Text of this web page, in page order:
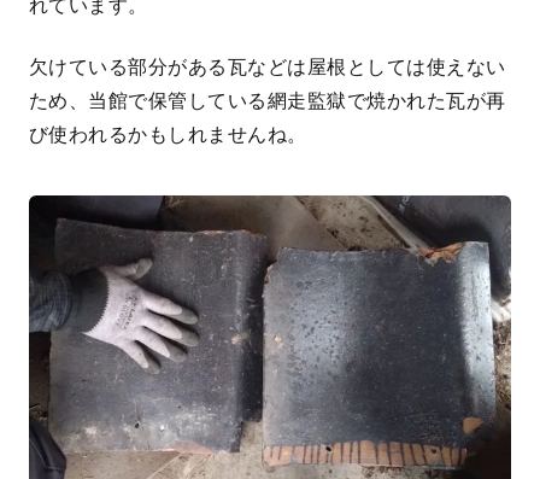
れています。
欠けている部分がある瓦などは屋根としては使えない
ため、当館で保管している網走監獄で焼かれた瓦が再
び使われるかもしれませんね。